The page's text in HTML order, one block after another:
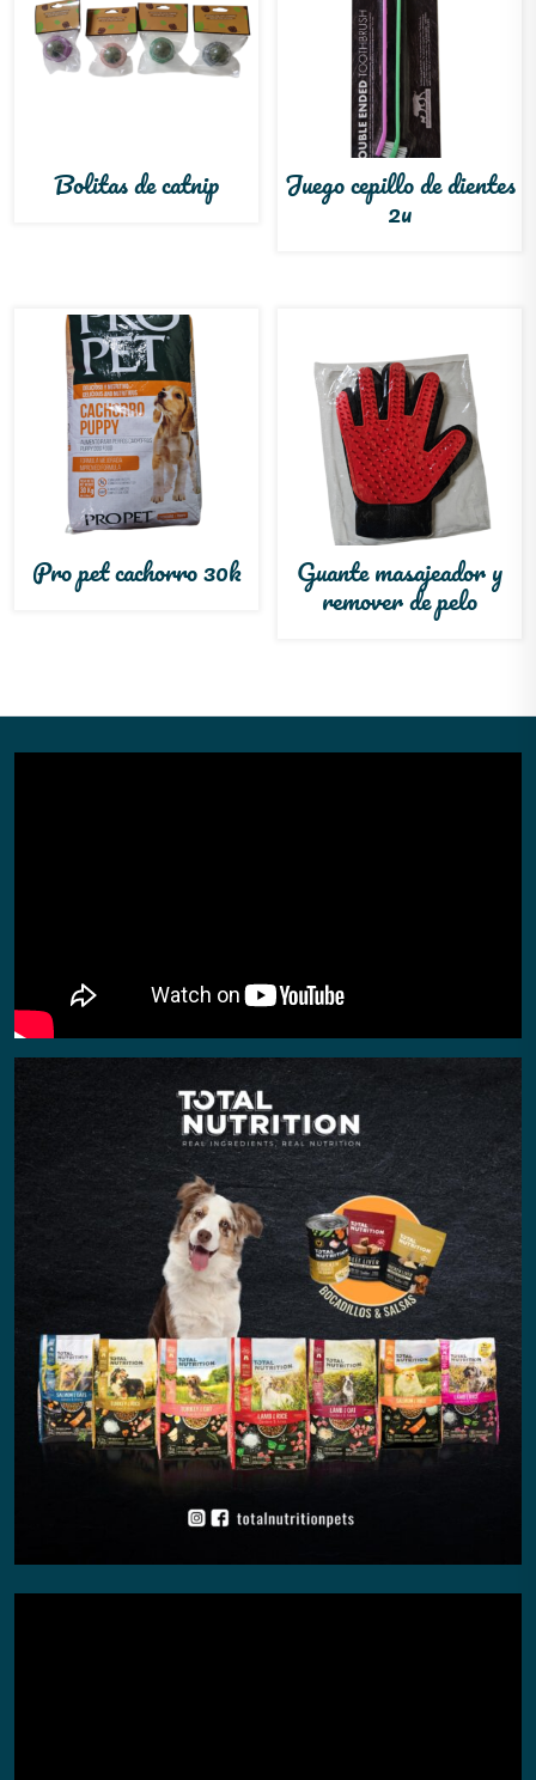
Bolitas de catnip Juego cepillo de dientes
2u
Pro pet cachorro 30k Guante masajeador y
remover de pelo